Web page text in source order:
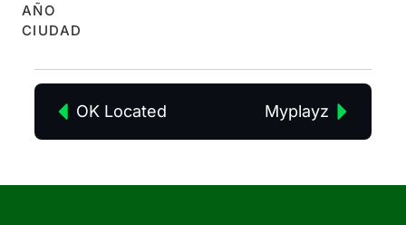
AÑO
CIUDAD
OK Located Myplayz